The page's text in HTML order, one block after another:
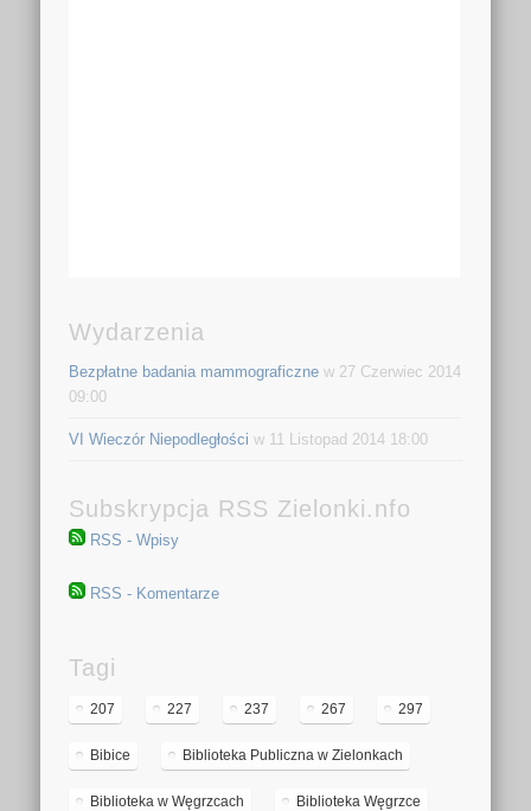
Wydarzenia
Bezpłatne badania mammograficzne w 27 Czerwiec 2014
09:00
VI Wieczór Niepodległości w 11 Listopad 2014 18:00
Subskrypcja RSS Zielonki.nfo
RSS - Wpisy
RSS - Komentarze
Tagi
207 227 237 267 297
Bibice Biblioteka Publiczna w Zielonkach
Biblioteka w Węgrzcach Biblioteka Węgrzce